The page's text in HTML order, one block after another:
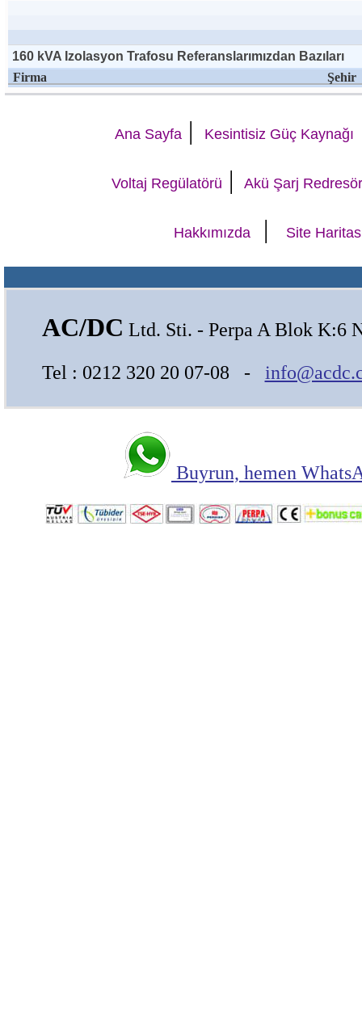
160 kVA Izolasyon Trafosu Referanslarımızdan Bazıları
Firma
Şehir
Ana Sayfa| Kesintisiz Güç Kaynağı
Voltaj Regülatörü | Akü Şarj
Hakkımızda| Site
AC/DC Ltd. Sti. - Perpa A Blok K:6
Tel : 0212 320 20 07-08 -
Buyrun, hemen